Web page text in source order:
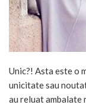
Unic?! Asta este o
unicitate sau
au reluat ambalate